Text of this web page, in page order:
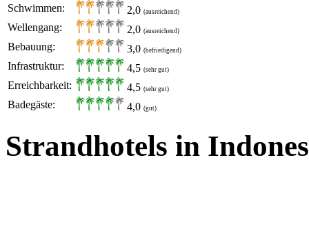
Schwimmen: 2,0 (ausreichend)
Wellengang: 2,0 (ausreichend)
Bebauung: 3,0 (befriedigend)
Infrastruktur: 4,5 (sehr gut)
Erreichbarkeit: 4,5 (sehr gut)
Badegäste: 4,0 (gut)
Strandhotels in